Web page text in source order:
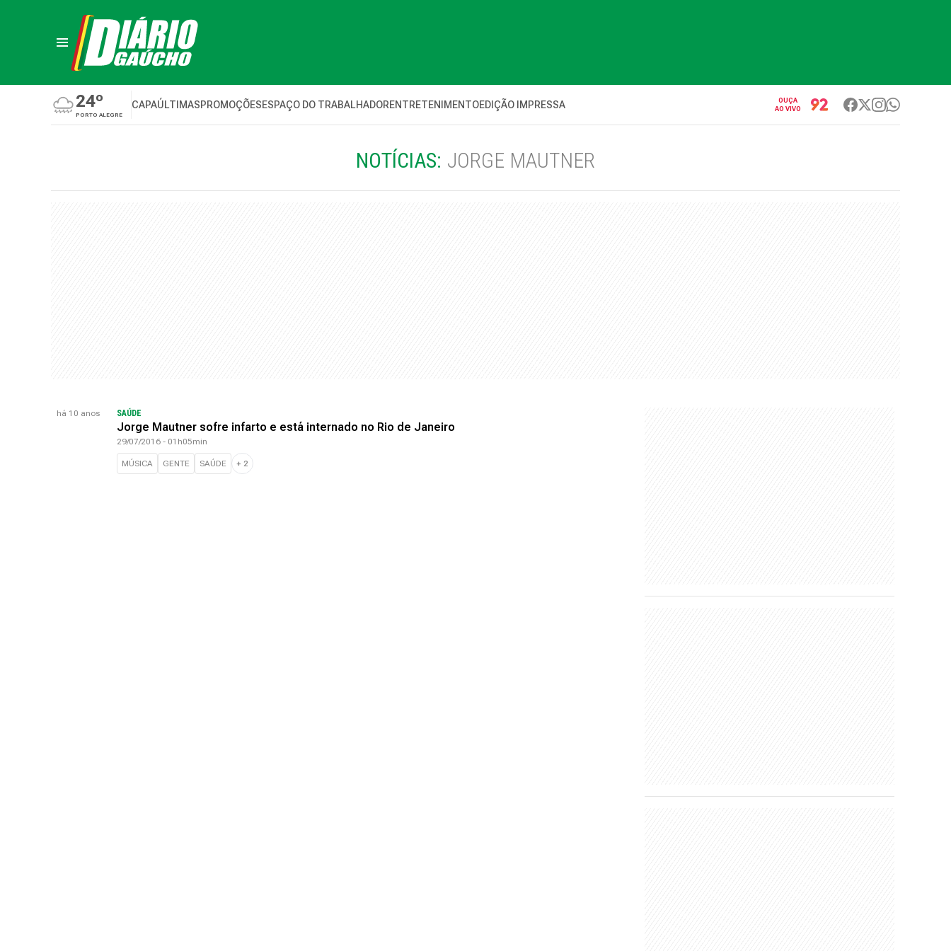
24º
PORTO ALEGRE
CAPAÚLTIMASPROMOÇÕESESPAÇO DO TRABALHADORENTRETENIMENTOEDIÇÃO IMPRESSA
OUÇA
AO VIVO
NOTÍCIAS: JORGE MAUTNER
há 10 anos SAÚDE
Jorge Mautner sofre infarto e está internado no Rio de Janeiro
29/07/2016 - 01h05min
MÚSICA GENTE SAÚDE + 2